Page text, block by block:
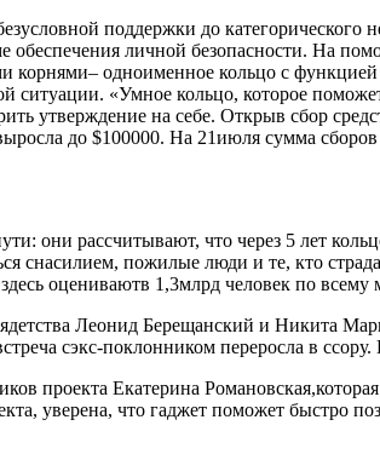
поддержки до
обеспечения личной безопасности. На
корнями– одноименное кольцо с
«Умное кольцо, которое
утверждение на себе. Открыв сбор
до $100000. На 21июля сумма
они рассчитывают, что через 5 лет
снасилием, пожилые люди и те, кто
оцениваютв 1,3млрд человек по
Леонид Берещанский и Никита
сэкс-поклонником переросла в
проекта Екатерина
уверена, что гаджет поможет быстро